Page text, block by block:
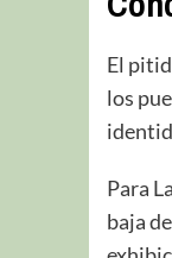
El
los
Para
baja